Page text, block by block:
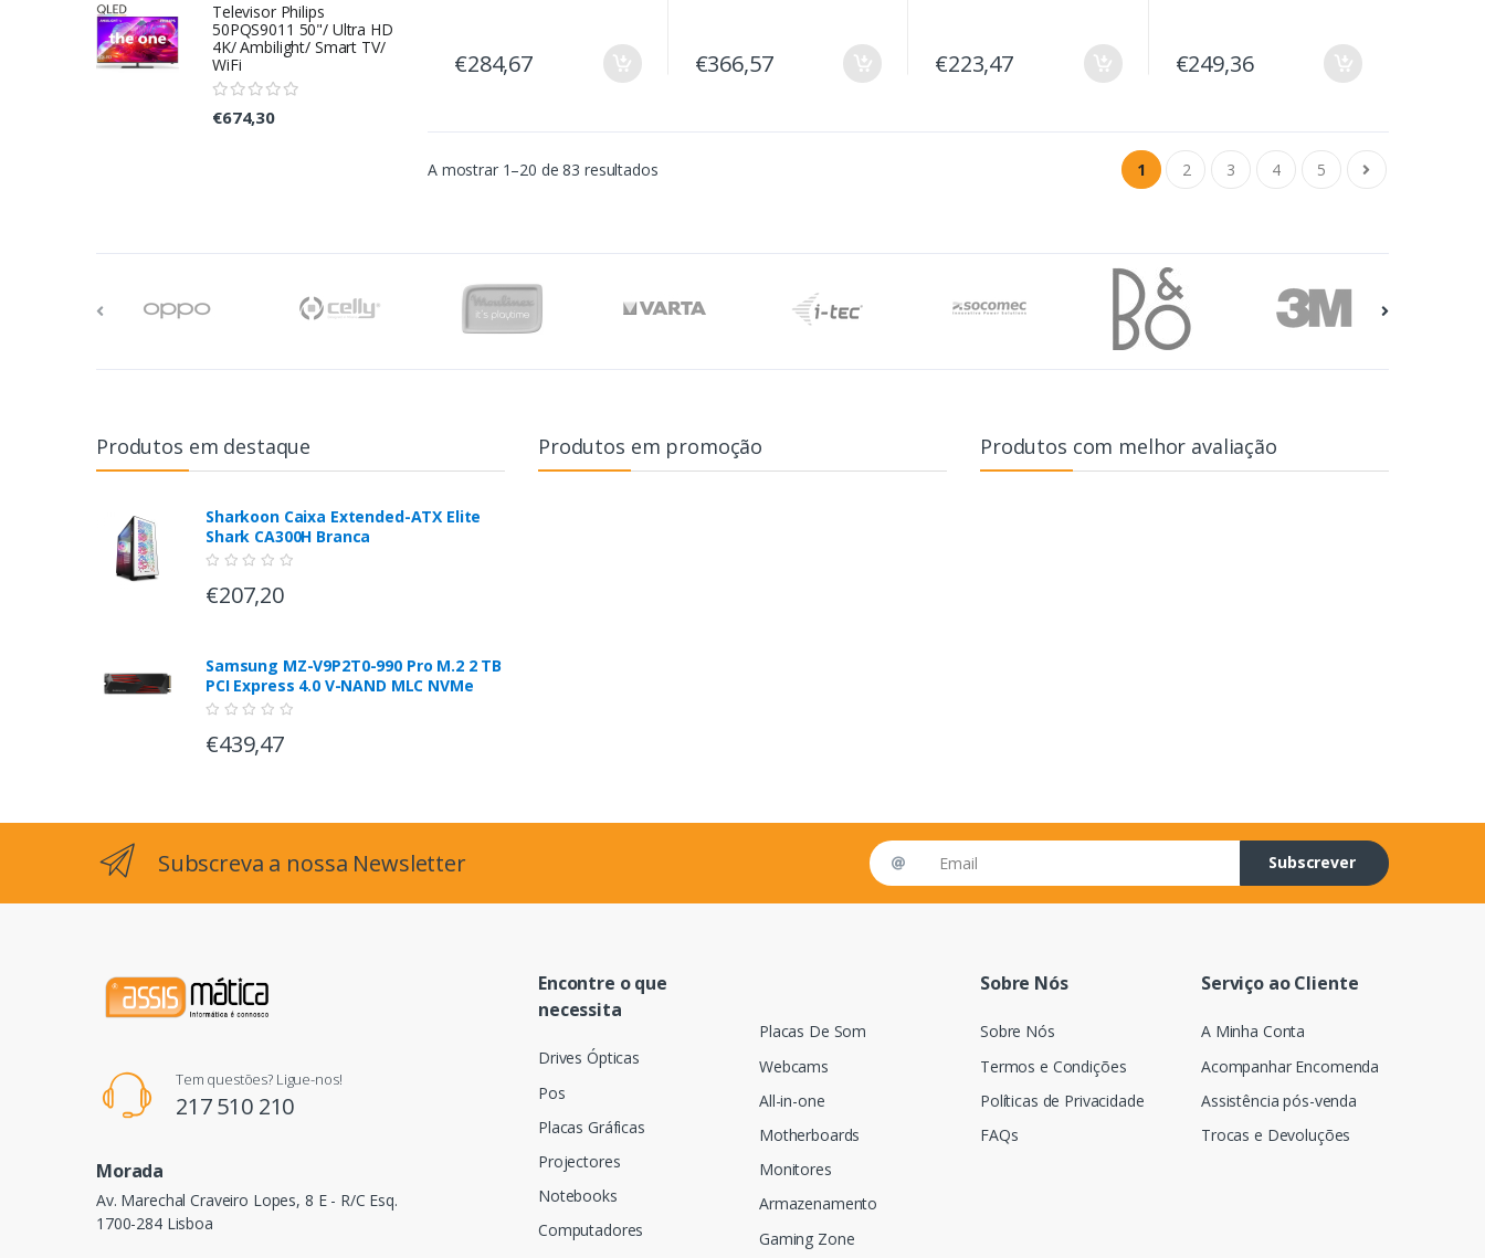
Televisor Philips
50PQS9011 50"/ Ultra HD
4K/ Ambilight/ Smart TV/
WiFi
€674,30
€284,67 €366,57 €223,47 €249,36
A mostrar 1–20 de 83 resultados 1 2 3 4 5
Produtos em destaque
Sharkoon Caixa Extended-ATX Elite
Shark CA300H Branca
€207,20
Samsung MZ-V9P2T0-990 Pro M.2 2 TB
PCI Express 4.0 V-NAND MLC NVMe
€439,47
Produtos em promoção Produtos com melhor avaliação
Subscreva a nossa Newsletter Email address
Subscrever
Tem questões? Ligue-nos!
217 510 210
Morada
Av. Marechal Craveiro Lopes, 8 E - R/C Esq.
1700-284 Lisboa
Encontre o que
necessita
Drives Ópticas
Pos
Placas Gráficas
Projectores
Notebooks
Computadores
Placas De Som
Webcams
All-in-one
Motherboards
Monitores
Armazenamento
Gaming Zone
Sobre Nós
Sobre Nós
Termos e Condições
Políticas de Privacidade
FAQs
Serviço ao Cliente
A Minha Conta
Acompanhar Encomenda
Assistência pós-venda
Trocas e Devoluções